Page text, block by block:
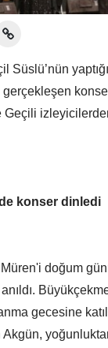
Süslü’nün
Geçili
konser dinledi
doğum
gecesine
Akgün,